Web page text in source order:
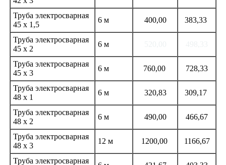
Труба электросварная
45 х 1,5
6 м 400,00 383,33
Труба электросварная
45 х 2
6 м
Труба электросварная
45 х 3
6 м 760,00 728,33
Труба электросварная
48 х 1
6 м 320,83 309,17
Труба электросварная
48 х 2
6 м 490,00 466,67
Труба электросварная
48 х 3
12 м 1200,00 1166,67
Труба электросварная